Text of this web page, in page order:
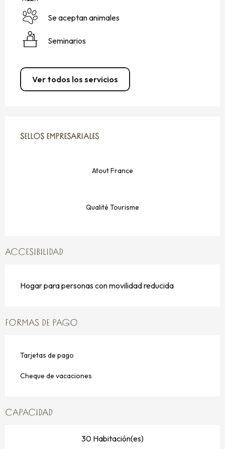
Se aceptan animales
Seminarios
Ver todos los servicios
SELLOS EMPRESARIALES
SELLOS EMPRESARIALES
Atout France
Qualité Tourisme
ACCESIBILIDAD
Hogar para personas con movilidad reducida
FORMAS DE PAGO
Tarjetas de pago
Cheque de vacaciones
CAPACIDAD
30 Habitación(es)